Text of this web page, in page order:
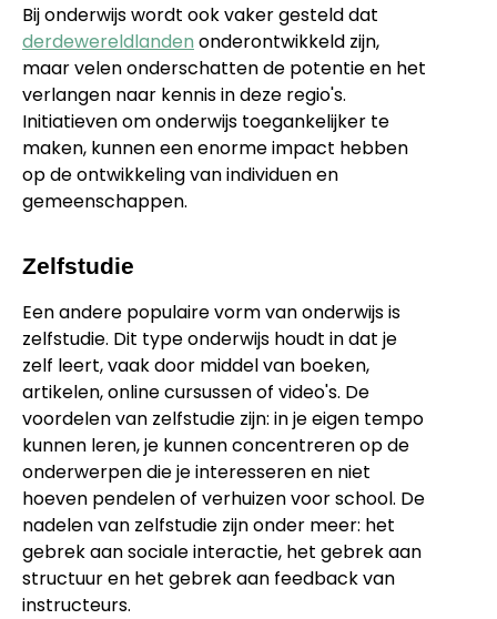
Bij onderwijs wordt ook vaker gesteld dat
derdewereldlanden onderontwikkeld zijn,
maar velen onderschatten de potentie en het
verlangen naar kennis in deze regio's.
Initiatieven om onderwijs toegankelijker te
maken, kunnen een enorme impact hebben
op de ontwikkeling van individuen en
gemeenschappen.
Zelfstudie
Een andere populaire vorm van onderwijs is
zelfstudie. Dit type onderwijs houdt in dat je
zelf leert, vaak door middel van boeken,
artikelen, online cursussen of video's. De
voordelen van zelfstudie zijn: in je eigen tempo
kunnen leren, je kunnen concentreren op de
onderwerpen die je interesseren en niet
hoeven pendelen of verhuizen voor school. De
nadelen van zelfstudie zijn onder meer: ​​het
gebrek aan sociale interactie, het gebrek aan
structuur en het gebrek aan feedback van
instructeurs.